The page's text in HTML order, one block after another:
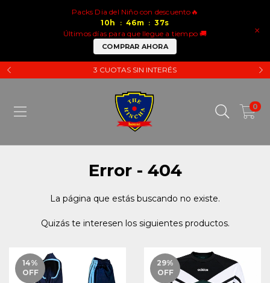
×
Packs Dia del Niño con descuento🔥
10 h : 46m : 37s
Últimos días para que llegue a tiempo 🚚
COMPRAR AHORA
3 CUOTAS SIN INTERÉS
0
Error - 404
La página que estás buscando no existe.
Quizás te interesen los siguientes productos.
14%
OFF
29%
OFF